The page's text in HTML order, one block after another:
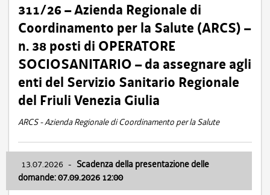
311/26 – Azienda Regionale di
Coordinamento per la Salute (ARCS) –
n. 38 posti di OPERATORE
SOCIOSANITARIO – da assegnare agli
enti del Servizio Sanitario Regionale
del Friuli Venezia Giulia
ARCS - Azienda Regionale di Coordinamento per la Salute
13.07.2026 - Scadenza della presentazione delle
domande: 07.09.2026 12:00